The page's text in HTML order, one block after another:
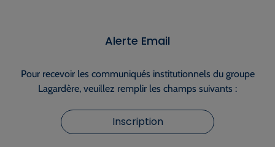
Alerte Email
Pour recevoir les communiqués institutionnels du groupe
Lagardère, veuillez remplir les champs suivants :
Inscription